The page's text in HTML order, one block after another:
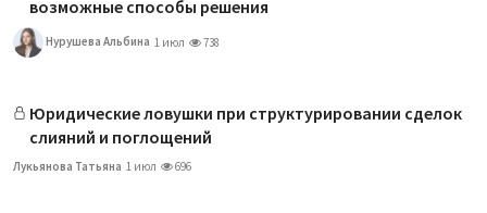
возможные способы решения
Нурушева Альбина 1 июл 738
Юридические ловушки при структурировании сделок
слияний и поглощений
Лукьянова Татьяна 1 июл 696